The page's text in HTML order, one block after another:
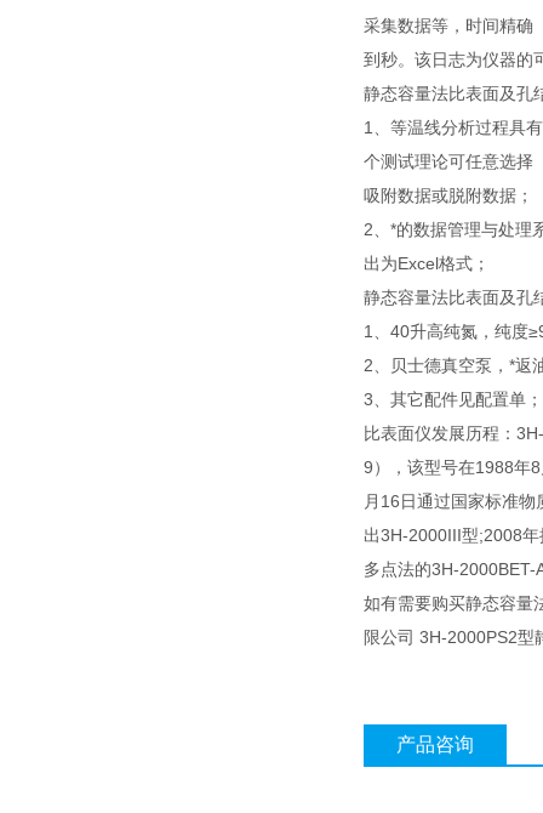
采集数据等，时间精确
到秒。该日志为仪器的
静态容量法比表面及孔
1、等温线分析过程具
个测试理论可任意选择
吸附数据或脱附数据；
2、*的数据管理与处理
出为Excel格式；
静态容量法比表面及孔
1、40升高纯氮，纯度
2、贝士德真空泵，*返
3、其它配件见配置单；
比表面仪发展历程：
9），该型号在1988年
月16日通过国家标准
出3H-2000III型;2008
多点法的3H-
如有需要购买静态容量
限公司 3H-2000PS2型
产品咨询